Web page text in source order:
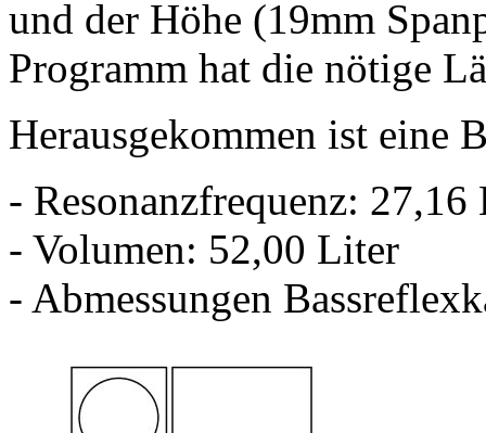
und der Höhe (19mm
Programm hat die nötige
Herausgekommen ist eine
- Resonanzfrequenz: 27,16
- Volumen: 52,00 Liter
- Abmessungen